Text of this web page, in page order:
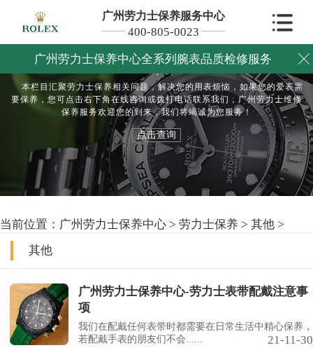
广州劳力士保养服务中心
400-805-0023
广州劳力士保养中心全系列腕表品质检修服务 
其他保养服务
本栏目汇聚劳力士保养相关问题，解决您的用表烦恼，如果您的爱表需
要保养，您可点击右下角在线咨询或拨打电话联系我们，广州劳力士维修
保养服务欢迎您的到来，我们将竭诚为您服务！
点击查询
当前位置： 广州劳力士保养中心 > 劳力士保养 > 其他 >
其他
广州劳力士保养中心-劳力士表带配戴注意事
项
我们在配戴任何表带时都需要在日常生活中精心保养，
若配戴手表的朋友们不会......
21-11-30